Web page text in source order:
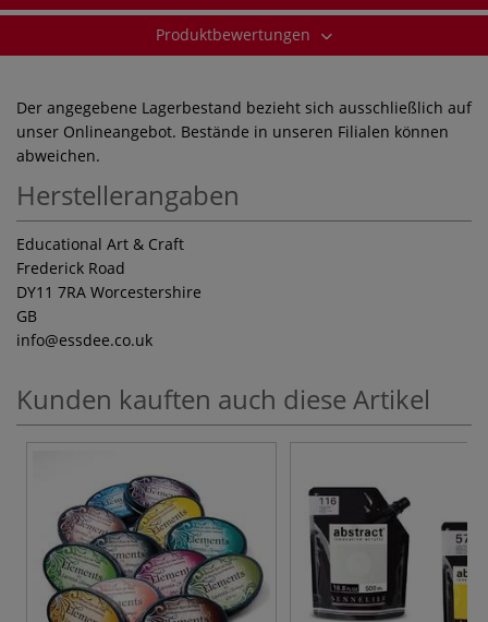
Produktbewertungen
Der angegebene Lagerbestand bezieht sich ausschließlich auf
unser Onlineangebot. Bestände in unseren Filialen können
abweichen.
Herstellerangaben
Educational Art & Craft
Frederick Road
DY11 7RA Worcestershire
GB
info@essdee.co.uk
Kunden kauften auch diese Artikel